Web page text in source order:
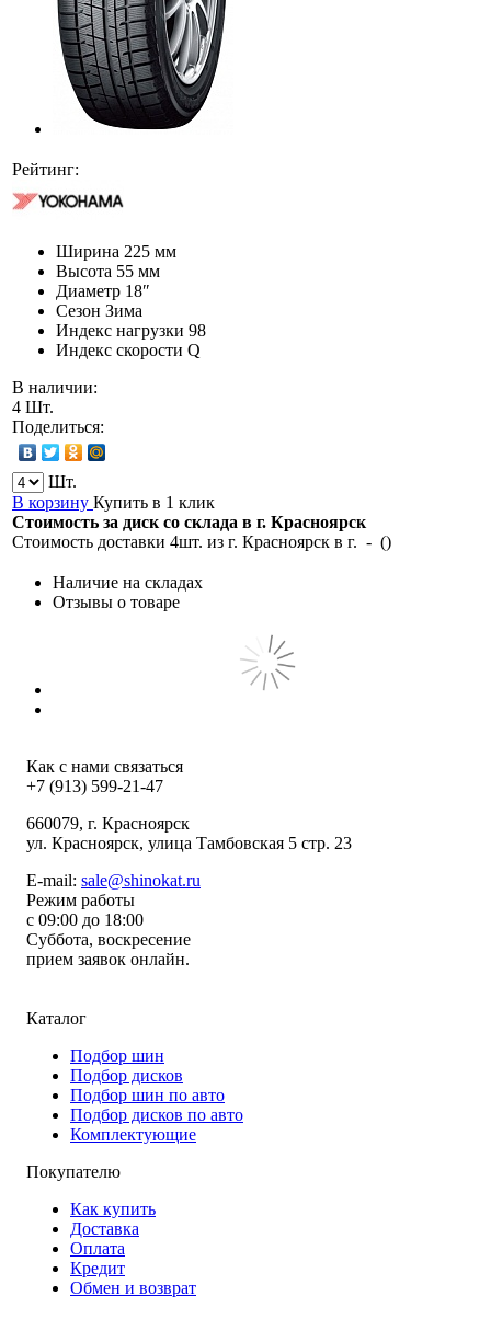
Рейтинг:
Ширина 225 мм
Высота 55 мм
Диаметр 18″
Сезон Зима
Индекс нагрузки 98
Индекс скорости Q
В наличии:
4 Шт.
Поделиться:
Шт.
В корзину Купить в 1 клик
Стоимость за диск со склада в г. Красноярск
Стоимость доставки 4шт. из г. Красноярск в г. - ()
Наличие на складах
Отзывы о товаре
Как с нами связаться
+7 (913) 599-21-47
660079, г. Красноярск
ул. Красноярск, улица Тамбовская 5 стр. 23
E-mail: sale@shinokat.ru
Режим работы
с 09:00 до 18:00
Суббота, воскресение
прием заявок онлайн.
Каталог
Подбор шин
Подбор дисков
Подбор шин по авто
Подбор дисков по авто
Комплектующие
Покупателю
Как купить
Доставка
Оплата
Кредит
Обмен и возврат